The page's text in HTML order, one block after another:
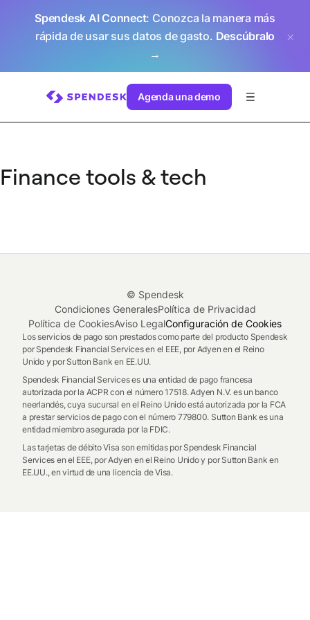
Spendesk AI Connect: Conozca la manera más
rápida de usar sus datos de gasto. Descúbralo
→
Agenda una demo
Finance tools & tech
© Spendesk
Condiciones GeneralesPolítica de Privacidad
Política de CookiesAviso LegalConfiguración de Cookies
Los servicios de pago son prestados como parte del producto Spendesk
por Spendesk Financial Services en el EEE, por Adyen en el Reino
Unido y por Sutton Bank en EE.UU.
Spendesk Financial Services es una entidad de pago francesa
autorizada por la ACPR con el número 17518. Adyen N.V. es un banco
neerlandés, cuya sucursal en el Reino Unido está autorizada por la FCA
a prestar servicios de pago con el número 779800. Sutton Bank es una
entidad miembro asegurada por la FDIC.
Las tarjetas de débito Visa son emitidas por Spendesk Financial
Services en el EEE, por Adyen en el Reino Unido y por Sutton Bank en
EE.UU., en virtud de una licencia de Visa.